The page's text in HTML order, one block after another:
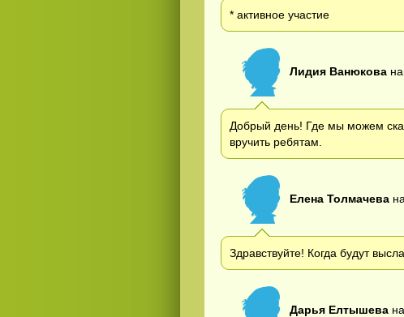
* активное участие
Лидия Ванюкова
Добрый день! Где мы можем
вручить ребятам.
Елена Толмачева
Здравствуйте! Когда будут
Дарья Елтышева